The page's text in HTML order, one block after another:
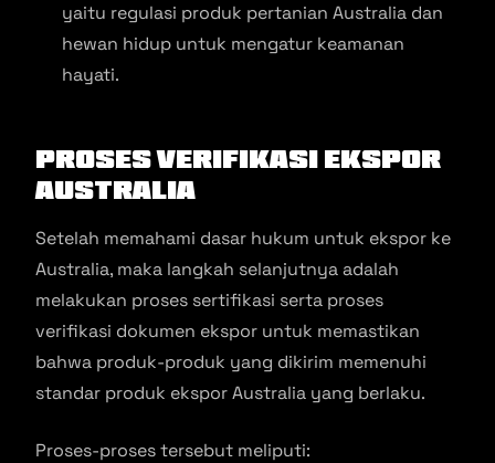
yaitu regulasi produk pertanian Australia dan
hewan hidup untuk mengatur keamanan
hayati.
Proses Verifikasi Ekspor
Australia
Setelah memahami dasar hukum untuk ekspor ke
Australia, maka langkah selanjutnya adalah
melakukan proses sertifikasi serta proses
verifikasi dokumen ekspor untuk memastikan
bahwa produk-produk yang dikirim memenuhi
standar produk ekspor Australia yang berlaku.
Proses-proses tersebut meliputi: